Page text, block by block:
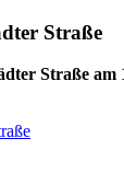
Straße
Straße am